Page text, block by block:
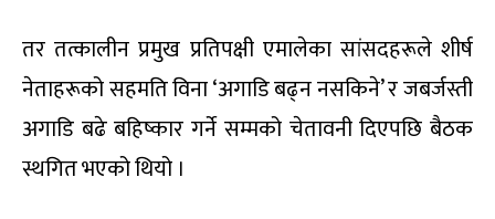
तर तत्कालीन प्रमुख प्रतिपक्षी एमालेका सांसदहरूले शीर्ष
नेताहरूको सहमति विना ‘अगाडि बढ्न नसकिने’ र जबर्जस्ती
अगाडि बढे बहिष्कार गर्ने सम्मको चेतावनी दिएपछि बैठक
स्थगित भएको थियो ।